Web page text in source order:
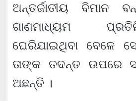
ଅନ୍ତର୍ଜାତୀୟ ବିମାନ
ଗାଣମାଧ୍ୟମ
ଘେରିଯାଇଥିବା ବେଳେ
ତାଙ୍କ ତଦନ୍ତ ଉପରେ
ଅଛନ୍ତି ।